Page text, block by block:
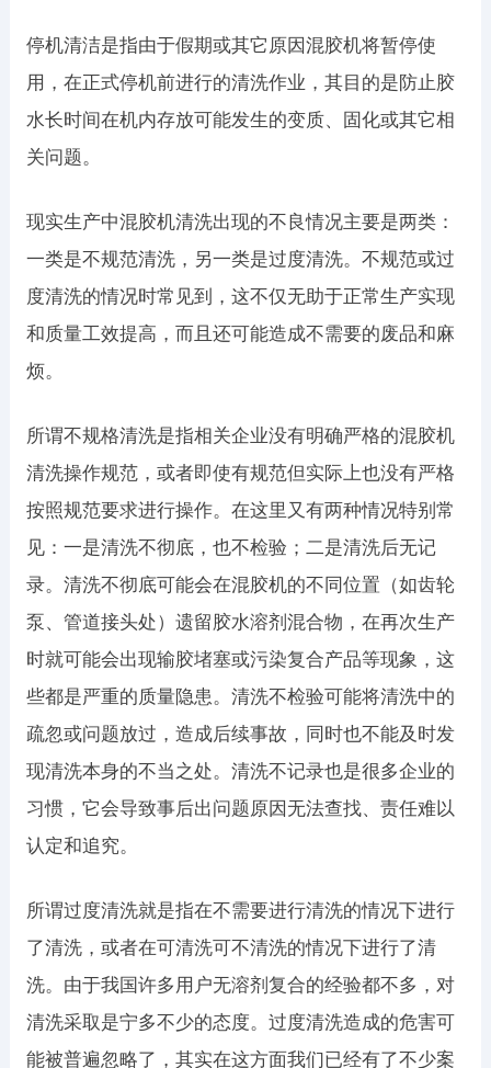
停机清洁是指由于假期或其它原因混胶机将暂停使
用，在正式停机前进行的清洗作业，其目的是防止胶
水长时间在机内存放可能发生的变质、固化或其它相
关问题。
现实生产中混胶机清洗出现的不良情况主要是两类：
一类是不规范清洗，另一类是过度清洗。不规范或过
度清洗的情况时常见到，这不仅无助于正常生产实现
和质量工效提高，而且还可能造成不需要的废品和麻
烦。
所谓不规格清洗是指相关企业没有明确严格的混胶机
清洗操作规范，或者即使有规范但实际上也没有严格
按照规范要求进行操作。在这里又有两种情况特别常
见：一是清洗不彻底，也不检验；二是清洗后无记
录。清洗不彻底可能会在混胶机的不同位置（如齿轮
泵、管道接头处）遗留胶水溶剂混合物，在再次生产
时就可能会出现输胶堵塞或污染复合产品等现象，这
些都是严重的质量隐患。清洗不检验可能将清洗中的
疏忽或问题放过，造成后续事故，同时也不能及时发
现清洗本身的不当之处。清洗不记录也是很多企业的
习惯，它会导致事后出问题原因无法查找、责任难以
认定和追究。
所谓过度清洗就是指在不需要进行清洗的情况下进行
了清洗，或者在可清洗可不清洗的情况下进行了清
洗。由于我国许多用户无溶剂复合的经验都不多，对
清洗采取是宁多不少的态度。过度清洗造成的危害可
能被普遍忽略了，其实在这方面我们已经有了不少案